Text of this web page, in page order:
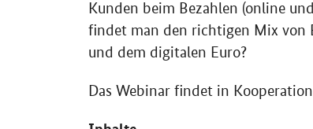
Kunden beim Bezahlen (online
findet man den richtigen Mix von
und dem digitalen Euro?
Das Webinar findet in